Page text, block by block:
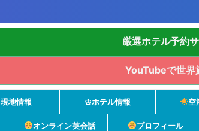
厳選ホテル予約
YouTubeで世界
現地情報 ♔ホテル情報 空
オンライン英会話 プロフィール